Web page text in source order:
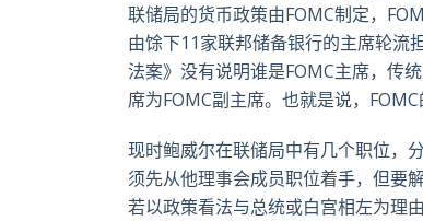
联储局的货币政策由FOMC制定，
由馀下11家联邦储备银行的主席轮流
法案》没有说明谁是FOMC主席，传
席为FOMC副主席。也就是说，
现时鲍威尔在联储局中有几个职位，
须先从他理事会成员职位着手，但要
若以政策看法与总统或白宫相左为理